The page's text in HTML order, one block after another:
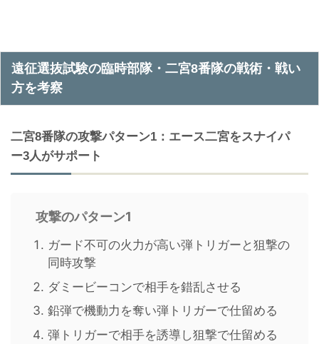
遠征選抜試験の臨時部隊・二宮8番隊の戦術・戦い
方を考察
二宮8番隊の攻撃パターン1：エース二宮をスナイパ
ー3人がサポート
攻撃のパターン1
ガード不可の火力が高い弾トリガーと狙撃の
同時攻撃
ダミービーコンで相手を錯乱させる
鉛弾で機動力を奪い弾トリガーで仕留める
弾トリガーで相手を誘導し狙撃で仕留める